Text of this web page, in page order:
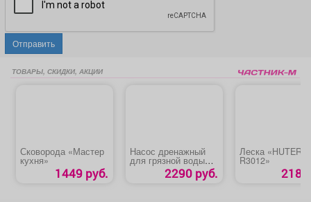
Отправить
ТОВАРЫ, СКИДКИ, АКЦИИ
Сковорода «Мастер
кухня»
1449 руб.
Насос дренажный
для грязной воды
«НД 350 Победа»
2290 руб.
Леска «HUTER
R3012»
218